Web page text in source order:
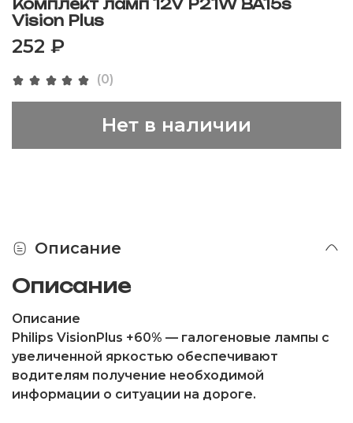
(0)
Комплект ламп 12V P21W BA15s
Vision Plus
252 ₽
Нет в наличии
Описание
Описание
Описание
Philips VisionPlus +60% — галогеновые лампы с
увеличенной яркостью обеспечивают
водителям получение необходимой
информации о ситуации на дороге.